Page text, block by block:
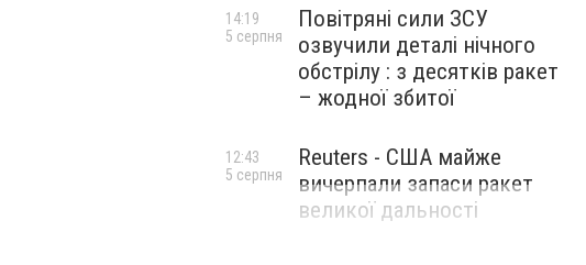
Повітряні сили ЗСУ
озвучили деталі нічного
обстрілу : з десятків ракет
– жодної збитої
14:19
5 серпня
Reuters - США майже
вичерпали запаси ракет
великої дальності
12:43
5 серпня